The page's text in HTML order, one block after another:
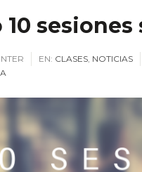
EN: CLASES, NOTICIAS